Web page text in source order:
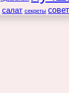
салат секреты